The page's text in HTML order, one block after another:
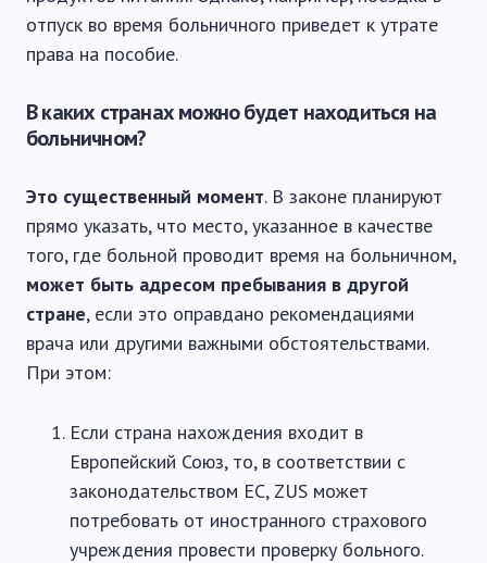
отпуск во время больничного приведет к утрате
права на пособие.
В каких странах можно будет находиться на
больничном?
Это существенный момент. В законе планируют
прямо указать, что место, указанное в качестве
того, где больной проводит время на больничном,
может быть адресом пребывания в другой
стране, если это оправдано рекомендациями
врача или другими важными обстоятельствами.
При этом:
Если страна нахождения входит в
Европейский Союз, то, в соответствии с
законодательством ЕС, ZUS может
потребовать от иностранного страхового
учреждения провести проверку больного.